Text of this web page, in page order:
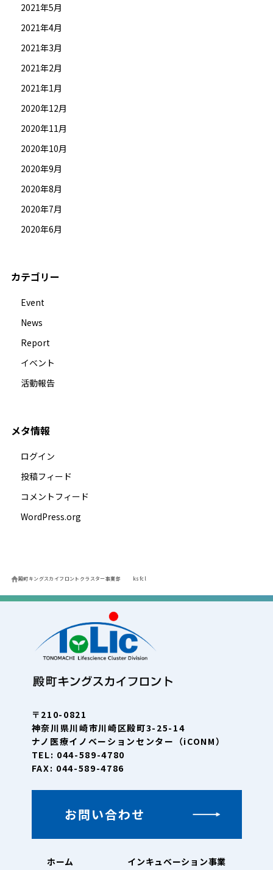
2021年5月
2021年4月
2021年3月
2021年2月
2021年1月
2020年12月
2020年11月
2020年10月
2020年9月
2020年8月
2020年7月
2020年6月
カテゴリー
Event
News
Report
イベント
活動報告
メタ情報
ログイン
投稿フィード
コメントフィード
WordPress.org
殿町キングスカイフロントクラスター事業部 ksfcl
〒210-0821
神奈川県川崎市川崎区殿町3-25-14
ナノ医療イノベーションセンター（iCONM）
TEL: 044-589-4780
FAX: 044-589-4786
お問い合わせ
ホーム インキュベーション事業